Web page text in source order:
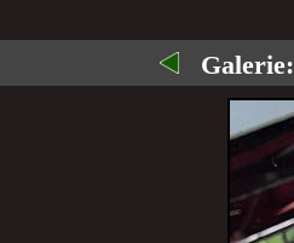
Galerie: